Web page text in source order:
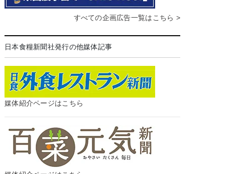
すべての企画広告一覧はこちら >
日本食糧新聞社発行の他媒体記事
媒体紹介ページはこちら